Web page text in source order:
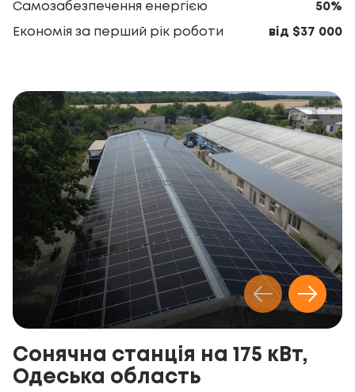
Самозабезпечення енергією 50%
Економія за перший рік роботи від $37 000
Сонячна станція на 175 кВт,
Одеська область